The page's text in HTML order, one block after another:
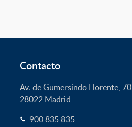
Contacto
Av. de Gumersindo Llorente, 70
28022 Madrid
900 835 835